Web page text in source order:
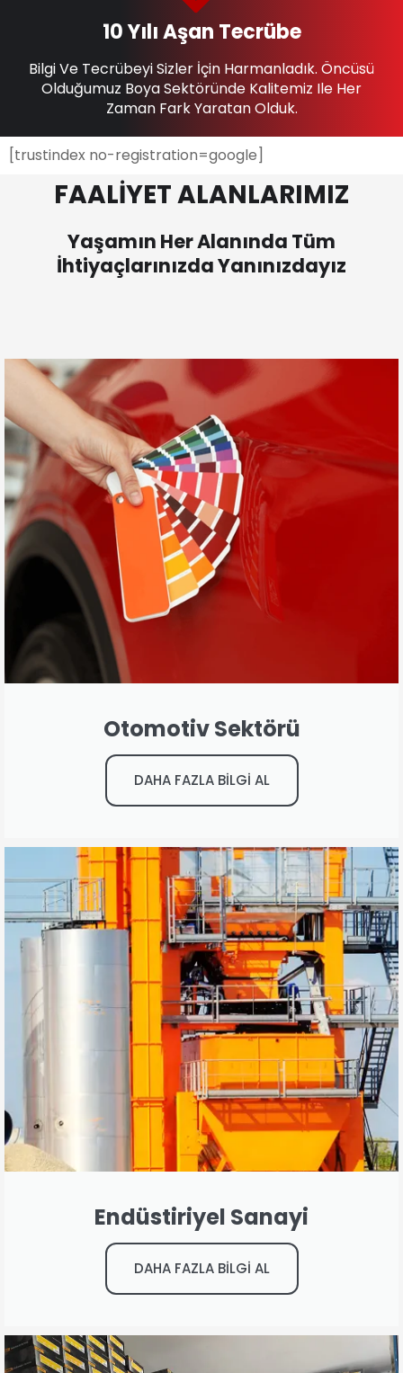
10 Yılı Aşan Tecrübe
Bilgi Ve Tecrübeyi Sizler İçin Harmanladık. Öncüsü
Olduğumuz Boya Sektöründe Kalitemiz Ile Her
Zaman Fark Yaratan Olduk.
[trustindex no-registration=google]
FAALİYET ALANLARIMIZ
Yaşamın Her Alanında Tüm
İhtiyaçlarınızda Yanınızdayız
Otomotiv Sektörü
DAHA FAZLA BİLGİ AL
Endüstiriyel Sanayi
DAHA FAZLA BİLGİ AL